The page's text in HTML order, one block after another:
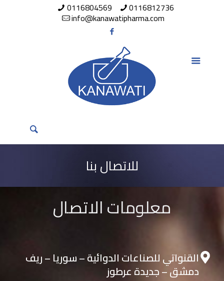
0116804569 0116812736
info@kanawatipharma.com
للاتصال بنا
معلومات الاتصال
القنواتي للصناعات الدوائية – سوريا – ريف
دمشق – جديدة عرطوز